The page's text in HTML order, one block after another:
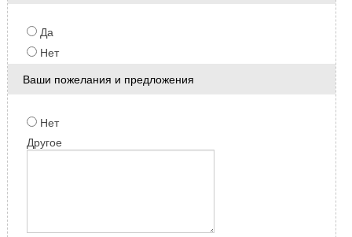
Да
Нет
Ваши пожелания и предложения
Нет
Другое